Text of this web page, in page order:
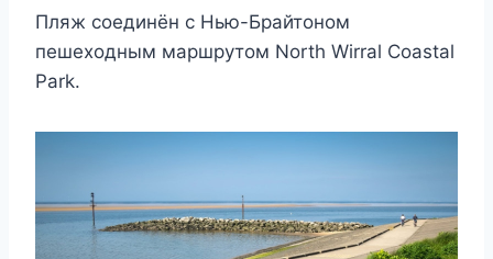
Пляж соединён с Нью-Брайтоном
пешеходным маршрутом North Wirral Coastal
Park.